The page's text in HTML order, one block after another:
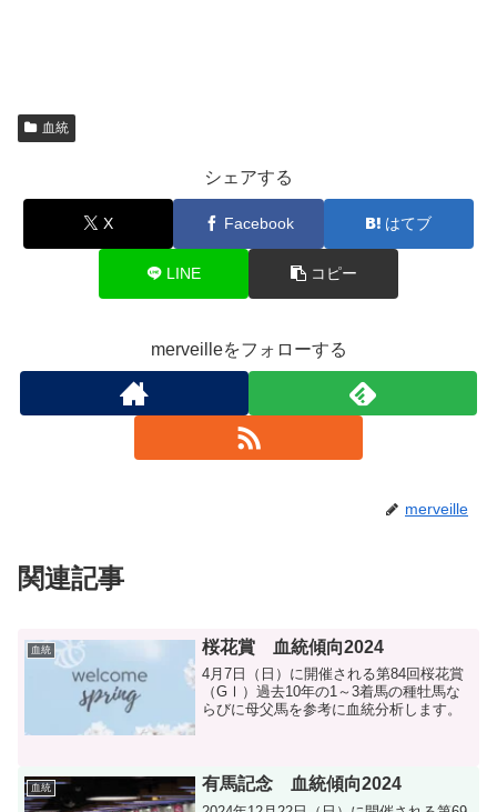
血統
シェアする
X Facebook はてブ
LINE コピー
merveilleをフォローする
merveille
関連記事
血統 桜花賞 血統傾向2024
4月7日（日）に開催される第84回桜花賞
（GⅠ）過去10年の1～3着馬の種牡馬な
らびに母父馬を参考に血統分析します。
血統 有馬記念 血統傾向2024